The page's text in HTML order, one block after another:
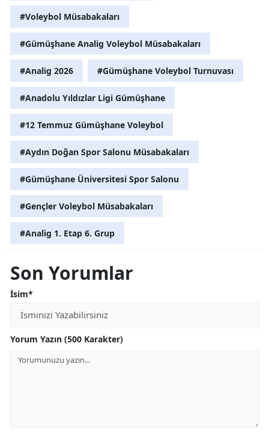
#Voleybol Müsabakaları
#Gümüşhane Analig Voleybol Müsabakaları
#Analig 2026 #Gümüşhane Voleybol Turnuvası
#Anadolu Yıldızlar Ligi Gümüşhane
#12 Temmuz Gümüşhane Voleybol
#Aydın Doğan Spor Salonu Müsabakaları
#Gümüşhane Üniversitesi Spor Salonu
#Gençler Voleybol Müsabakaları
#Analig 1. Etap 6. Grup
Son Yorumlar
İsim*
Yorum Yazın (500 Karakter)